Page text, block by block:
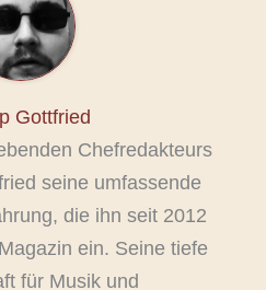
Gottfried
Chefredakteurs
seine umfassende
die ihn seit 2012
ein. Seine tiefe
für Musik und